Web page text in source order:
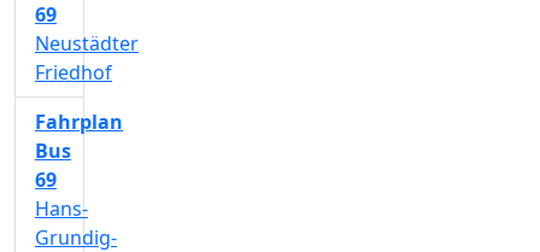
69
Neustädter
Friedhof
Fahrplan
Bus
69
Hans-
Grundig-